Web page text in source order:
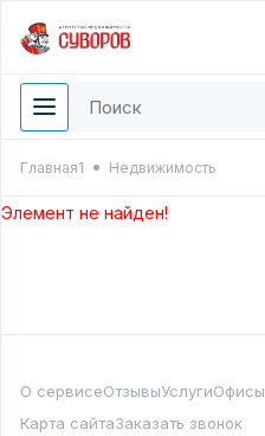
Главная1 Недвижимость
Элемент не найден!
О сервисеОтзывыУслугиОфисы
Карта сайтаЗаказать звонок
Введите цифры с картинки